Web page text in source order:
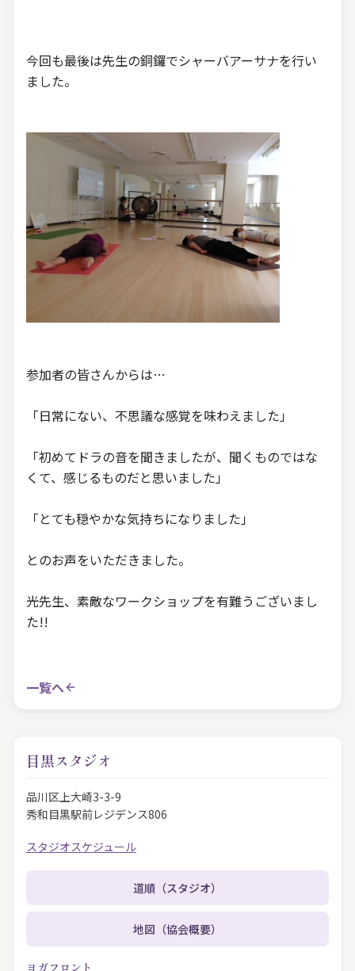
今回も最後は先生の銅鑼でシャーバアーサナを行い
ました。
参加者の皆さんからは…
「日常にない、不思議な感覚を味わえました」
「初めてドラの音を聞きましたが、聞くものではな
くて、感じるものだと思いました」
「とても穏やかな気持ちになりました」
とのお声をいただきました。
光先生、素敵なワークショップを有難うございまし
た!!
一覧へ
目黒スタジオ
品川区上大崎3-3-9
秀和目黒駅前レジデンス806
スタジオスケジュール
道順（スタジオ）
地図（協会概要）
ヨガフロント